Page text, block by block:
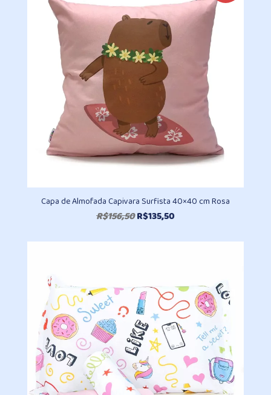
Capa de Almofada Capivara Surfista 40×40 cm Rosa
R$156,50O
original
R$135,50O
atual